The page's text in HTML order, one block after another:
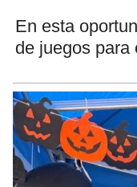
En esta
de juegos para